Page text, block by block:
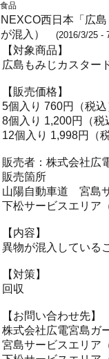
食品
NEXCO西日本「広
が混入）
(2016/3/25 -
【対象商品】
広島もみじカスター
【販売価格】
5個入り 760円（税込
8個入り 1,200円（税
12個入り 1,998円（税
販売者：株式会社広
販売箇所
山陽自動車道 宮島
下松サービスエリア
【内容】
異物が混入している
【対策】
回収
【お問い合わせ先】
株式会社広電宮島ガ
宮島サービスエリ